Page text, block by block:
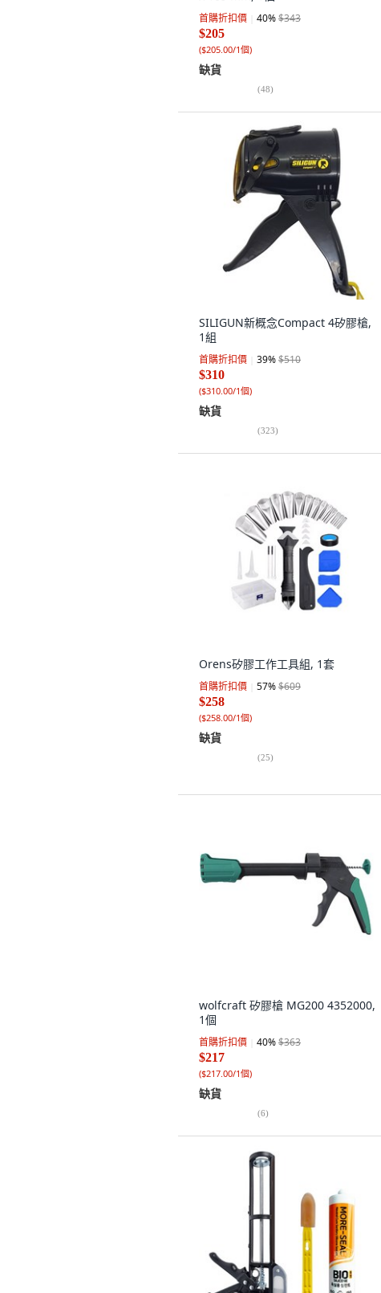
首購折扣價 40%$343
$205
($205.00/1個)
缺貨
(48)
SILIGUN新概念Compact 4矽膠槍,
1組
首購折扣價 39%$510
$310
($310.00/1個)
缺貨
(323)
Orens矽膠工作工具組, 1套
首購折扣價 57%$609
$258
($258.00/1個)
缺貨
(25)
wolfcraft 矽膠槍 MG200 4352000,
1個
首購折扣價 40%$363
$217
($217.00/1個)
缺貨
(6)